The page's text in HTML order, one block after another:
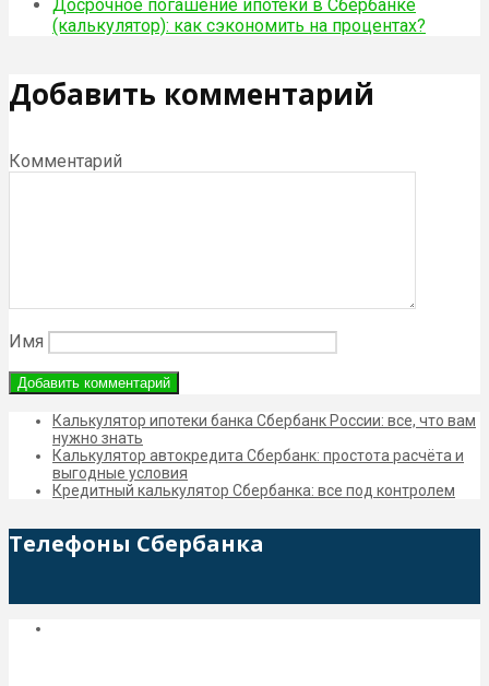
Досрочное погашение ипотеки в Сбербанке
(калькулятор): как сэкономить на процентах?
Добавить комментарий
Комментарий
Имя
Калькулятор ипотеки банка Сбербанк России: все, что вам
нужно знать
Калькулятор автокредита Сбербанк: простота расчёта и
выгодные условия
Кредитный калькулятор Сбербанка: все под контролем
Телефоны Сбербанка